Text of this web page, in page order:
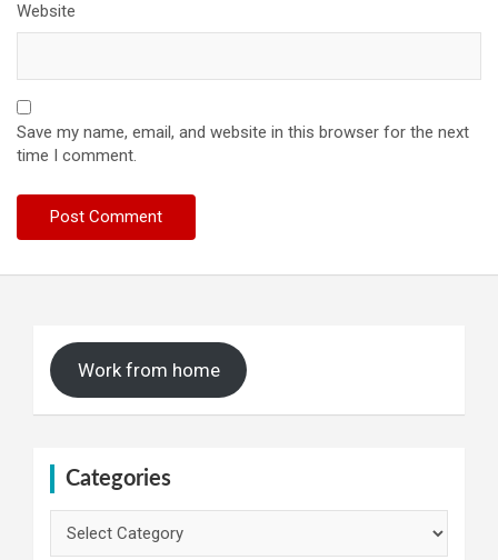
Website
Save my name, email, and website in this browser for the next
time I comment.
Work from home
Categories